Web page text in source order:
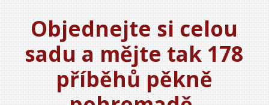
Objednejte si celou
sadu a mějte tak 178
příběhů pěkně